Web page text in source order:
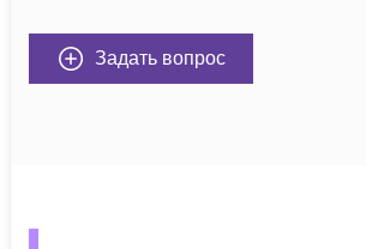
Задать вопрос